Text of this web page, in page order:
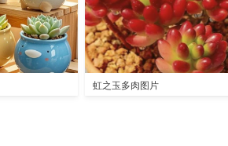
虹之玉多肉图片